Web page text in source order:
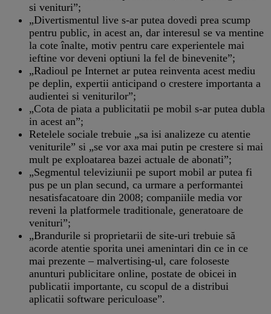
si venituri”;
„Divertismentul live s-ar putea dovedi prea scump
pentru public, in acest an, dar interesul se va mentine
la cote înalte, motiv pentru care experientele mai
ieftine vor deveni optiuni la fel de binevenite”;
„Radioul pe Internet ar putea reinventa acest mediu
pe deplin, expertii anticipand o crestere importanta a
audientei si veniturilor”;
„Cota de piata a publicitatii pe mobil s-ar putea dubla
in acest an”;
Retelele sociale trebuie „sa isi analizeze cu atentie
veniturile” si „se vor axa mai putin pe crestere si mai
mult pe exploatarea bazei actuale de abonati”;
„Segmentul televiziunii pe suport mobil ar putea fi
pus pe un plan secund, ca urmare a performantei
nesatisfacatoare din 2008; companiile media vor
reveni la platformele traditionale, generatoare de
venituri”;
„Brandurile si proprietarii de site-uri trebuie să
acorde atentie sporita unei amenintari din ce in ce
mai prezente – malvertising-ul, care foloseste
anunturi publicitare online, postate de obicei in
publicatii importante, cu scopul de a distribui
aplicatii software periculoase”.